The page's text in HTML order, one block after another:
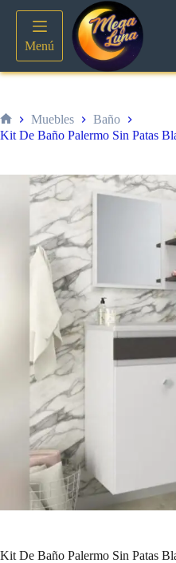
contenido
Menú
Inicio
Muebles
Baño
Kit De Baño Palermo Sin Patas
Kit De Baño Palermo Sin Patas